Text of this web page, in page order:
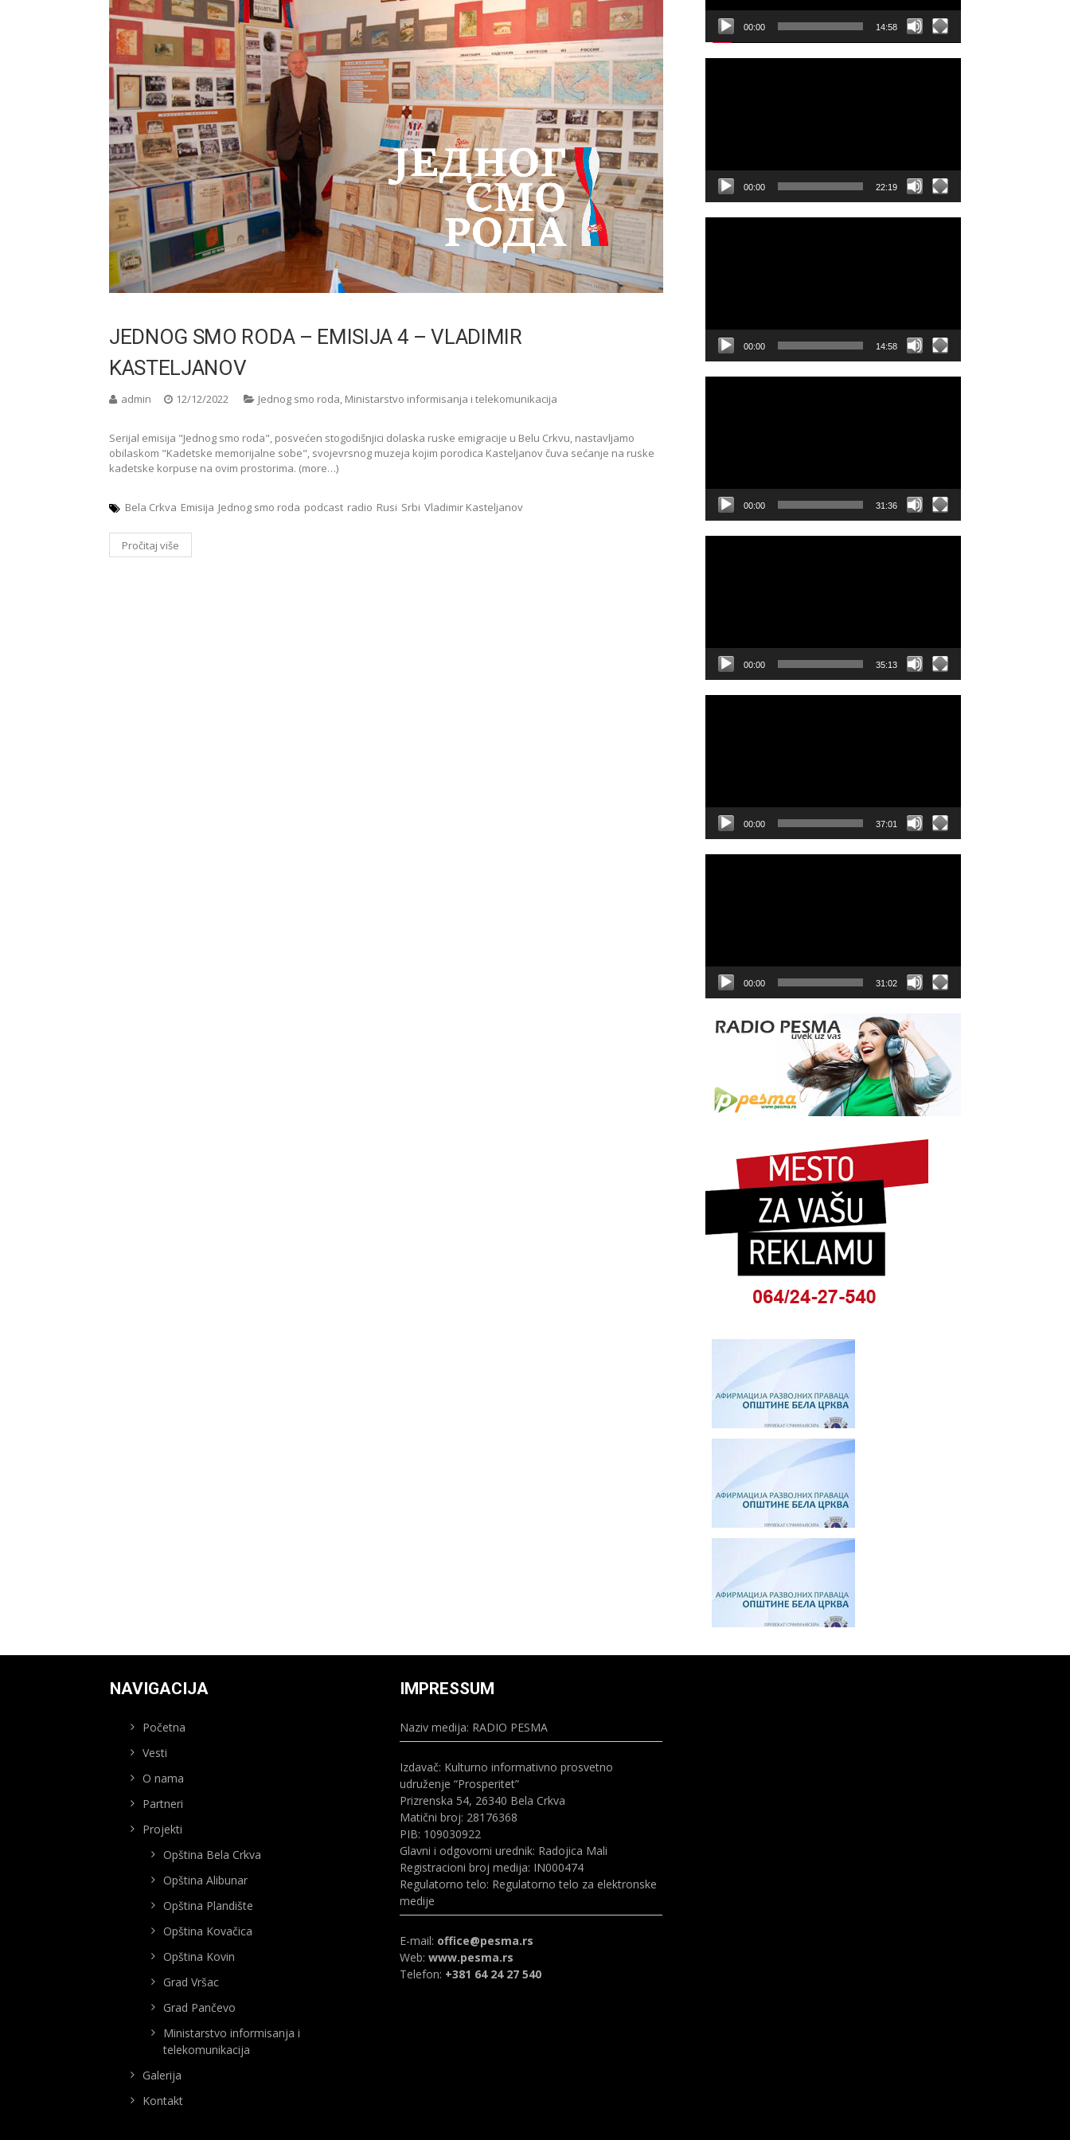
JEDNOG SMO RODA – EMISIJA 4 – VLADIMIR
KASTELJANOV
admin 12/12/2022 Jednog smo roda, Ministarstvo informisanja i telekomunikacija
Serijal emisija "Jednog smo roda", posvećen stogodišnjici dolaska ruske emigracije u Belu Crkvu, nastavljamo
obilaskom "Kadetske memorijalne sobe", svojevrsnog muzeja kojim porodica Kasteljanov čuva sećanje na ruske
kadetske korpuse na ovim prostorima. (more…)
Bela Crkva Emisija Jednog smo roda podcast radio Rusi Srbi Vladimir Kasteljanov
Pročitaj više
00:00 14:58
00:00 22:19
00:00 14:58
00:00 31:36
00:00 35:13
00:00 37:01
00:00 31:02
NAVIGACIJA
Početna
Vesti
O nama
Partneri
Projekti
Opština Bela Crkva
Opština Alibunar
Opština Plandište
Opština Kovačica
Opština Kovin
Grad Vršac
Grad Pančevo
Ministarstvo informisanja i
telekomunikacija
Galerija
Kontakt
IMPRESSUM
Naziv medija: RADIO PESMA
Izdavač: Kulturno informativno prosvetno
udruženje “Prosperitet”
Prizrenska 54, 26340 Bela Crkva
Matični broj: 28176368
PIB: 109030922
Glavni i odgovorni urednik: Radojica Mali
Registracioni broj medija: IN000474
Regulatorno telo: Regulatorno telo za elektronske
medije
E-mail: office@pesma.rs
Web: www.pesma.rs
Telefon: +381 64 24 27 540